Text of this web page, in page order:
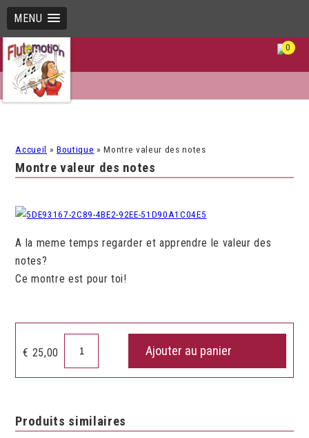
MENU
0
Accueil »Boutique »Montre valeur des notes
Montre valeur des notes
A la meme temps regarder et apprendre le valeur des
notes?
Ce montre est pour toi!
€ 25,00
Montre
des
notes
Ajouter au panier
Produits similaires